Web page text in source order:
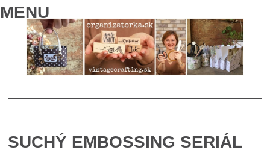
MENU
CONTENT
SUCHÝ EMBOSSING SERIÁL